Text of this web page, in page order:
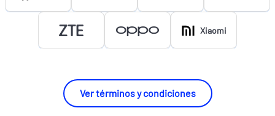
Xiaomi
Ver términos y condiciones